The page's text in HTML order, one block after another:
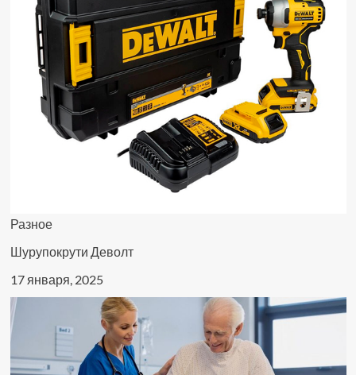
Разное
Шурупокрути Деволт
17 января, 2025